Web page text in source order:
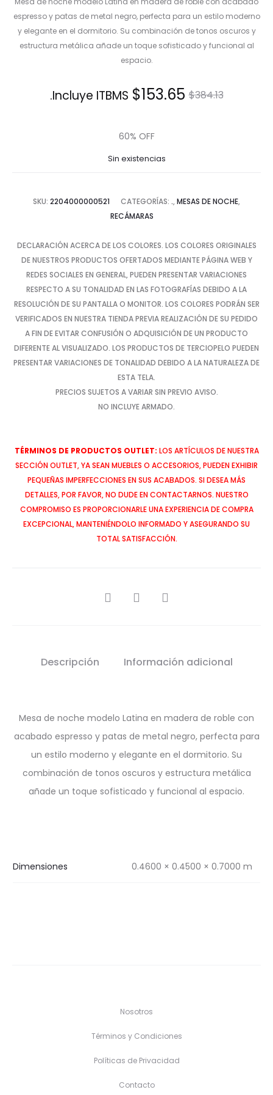
espresso y patas de metal negro, perfecta para un estilo moderno
y elegante en el dormitorio. Su combinación de tonos oscuros y
estructura metálica añade un toque sofisticado y funcional al
espacio.
$384.13
El
original
$384.13.
$153.65
El
actual
$153.65.
Incluye ITBMS.
60% OFF
Sin existencias
SKU: 2204000000521 CATEGORÍAS: ., MESAS DE NOCHE,
RECÁMARAS
DECLARACIÓN ACERCA DE LOS COLORES. LOS COLORES ORIGINALES
DE NUESTROS PRODUCTOS OFERTADOS MEDIANTE PÁGINA WEB Y
REDES SOCIALES EN GENERAL, PUEDEN PRESENTAR VARIACIONES
RESPECTO A SU TONALIDAD EN LAS FOTOGRAFÍAS DEBIDO A LA
RESOLUCIÓN DE SU PANTALLA O MONITOR. LOS COLORES PODRÁN SER
VERIFICADOS EN NUESTRA TIENDA PREVIA REALIZACIÓN DE SU PEDIDO
A FIN DE EVITAR CONFUSIÓN O ADQUISICIÓN DE UN PRODUCTO
DIFERENTE AL VISUALIZADO. LOS PRODUCTOS DE TERCIOPELO PUEDEN
PRESENTAR VARIACIONES DE TONALIDAD DEBIDO A LA NATURALEZA DE
ESTA TELA.
PRECIOS SUJETOS A VARIAR SIN PREVIO AVISO.
NO INCLUYE ARMADO.
TÉRMINOS DE PRODUCTOS OUTLET: LOS ARTÍCULOS DE NUESTRA
SECCIÓN OUTLET, YA SEAN MUEBLES O ACCESORIOS, PUEDEN EXHIBIR
PEQUEÑAS IMPERFECCIONES EN SUS ACABADOS. SI DESEA MÁS
DETALLES, POR FAVOR, NO DUDE EN CONTACTARNOS. NUESTRO
COMPROMISO ES PROPORCIONARLE UNA EXPERIENCIA DE COMPRA
EXCEPCIONAL, MANTENIÉNDOLO INFORMADO Y ASEGURANDO SU
TOTAL SATISFACCIÓN.
SHARE
Descripción Información adicional
Mesa de noche modelo Latina en madera de roble con
acabado espresso y patas de metal negro, perfecta para
un estilo moderno y elegante en el dormitorio. Su
combinación de tonos oscuros y estructura metálica
añade un toque sofisticado y funcional al espacio.
Dimensiones 0.4600 × 0.4500 × 0.7000 m
Nosotros
Términos y Condiciones
Políticas de Privacidad
Contacto